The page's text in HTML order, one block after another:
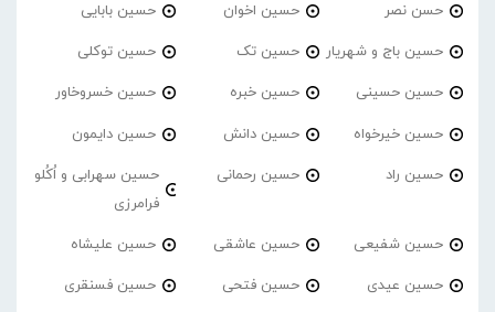
حسن نصر حسین اخوان حسین بابایی
حسین باج و شهریار حسین تک حسین توکلی
حسین حسینی حسین خبره حسین خسروخاور
حسین خیرخواه حسین دانش حسین دایمون
حسین راد حسین رحمانی
حسین سهرابی و اُکُلو
فرامرزی
حسین شفیعی حسین عاشقی حسین علیشاه
حسین عیدی حسین فتحی حسین فسنقری